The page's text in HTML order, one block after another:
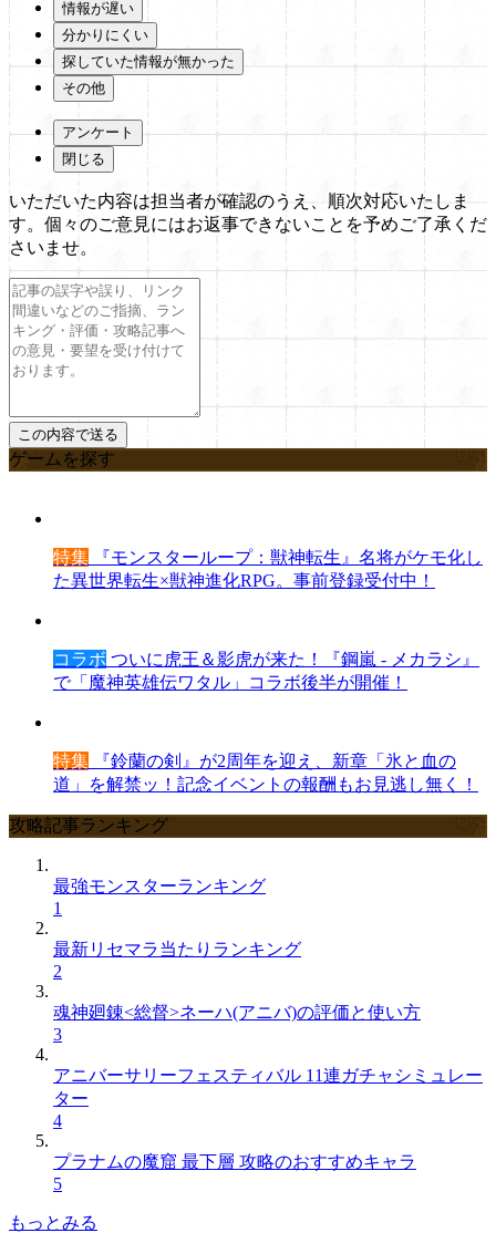
情報が遅い
分かりにくい
探していた情報が無かった
その他
アンケート
閉じる
いただいた内容は担当者が確認のうえ、順次対応いたしま
す。個々のご意見にはお返事できないことを予めご了承くだ
さいませ。
ゲームを探す
特集 『モンスターループ：獣神転生』名将がケモ化し
た異世界転生×獣神進化RPG。事前登録受付中！
コラボ ついに虎王＆影虎が来た！『鋼嵐 - メカラシ』
で「魔神英雄伝ワタル」コラボ後半が開催！
特集 『鈴蘭の剣』が2周年を迎え、新章「氷と血の
道」を解禁ッ！記念イベントの報酬もお見逃し無く！
攻略記事ランキング
最強モンスターランキング
1
最新リセマラ当たりランキング
2
魂神廻錬<総督>ネーハ(アニバ)の評価と使い方
3
アニバーサリーフェスティバル 11連ガチャシミュレー
ター
4
プラナムの魔窟 最下層 攻略のおすすめキャラ
5
もっとみる